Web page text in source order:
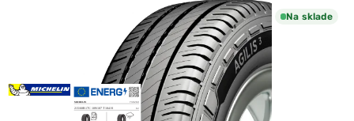
Na sklade